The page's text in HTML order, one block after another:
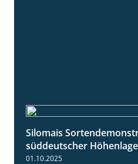
Silomais
süddeutscher Höhenlage
01.10.2025